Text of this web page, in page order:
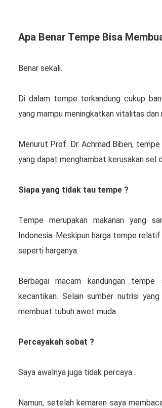
Apa Benar Tempe Bisa
Benar sekali.
Di dalam tempe terkandung cukup
yang mampu meningkatkan vitalitas dan
Menurut Prof. Dr. Achmad Biben,
yang dapat menghambat kerusakan sel
Siapa yang tidak tau tempe ?
Tempe merupakan makanan yang
Indonesia. Meskipun harga tempe
seperti harganya.
Berbagai macam kandungan
kecantikan. Selain sumber nutrisi
membuat tubuh awet muda.
Percayakah sobat ?
Saya awalnya juga tidak percaya...
Namun, setelah kemaren saya